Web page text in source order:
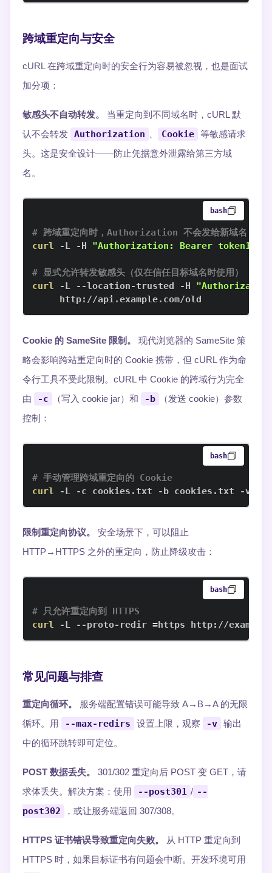
跨域重定向与安全
cURL 在跨域重定向时的安全行为容易被忽视，也是面试
加分项：
敏感头不自动转发。
当重定向到不同域名时，cURL 默
认不会转发 Authorization Cookie 等敏感请求
头。这是安全设计——防止凭据意外泄露给第三方域
名。
bash
# 跨域重定向时，Authorization 不会发给新域名
curl -L -H "Authorization: Bearer token123"
# 显式允许转发敏感头（仅在信任目标域名时使用）
curl -L --location-trusted -H
     http://api.example.com/old
Cookie 的 SameSite 限制。
现代浏览器的 SameSite 策
略会影响跨站重定向时的 Cookie 携带，但 cURL 作为命
令行工具不受此限制。cURL 中 Cookie 的跨域行为完全
由
-c （写入 cookie jar）和 -b
（发送 cookie）参数
控制：
bash
# 手动管理跨域重定向的 Cookie
curl -L -c cookies.txt -b cookies.txt -v
限制重定向协议。
安全场景下，可以阻止
HTTP→HTTPS 之外的重定向，防止降级攻击：
bash
# 只允许重定向到 HTTPS
curl -L --proto-redir =https http://
常见问题与排查
重定向循环。
服务端配置错误可能导致 A→B→A 的无限
循环。用
--max-redirs 设置上限，观察 -v 输出
中的循环跳转即可定位。
POST 数据丢失。
301/302 重定向后 POST 变 GET，请
求体丢失。解决方案：使用
--post301 / --
post302
，或让服务端返回 307/308。
HTTPS 证书错误导致重定向失败。
从 HTTP 重定向到
HTTPS 时，如果目标证书有问题会中断。开发环境可用